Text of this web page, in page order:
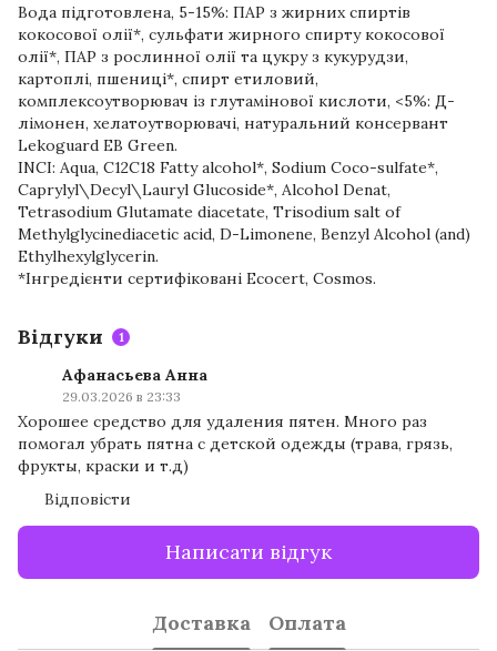
Вода підготовлена, 5-15%: ПАР з жирних спиртів
кокосової олії*, сульфати жирного спирту кокосової
олії*, ПАР з рослинної олії та цукру з кукурудзи,
картоплі, пшениці*, спирт етиловий,
комплексоутворювач із глутамінової кислоти, <5%: Д-
лімонен, хелатоутворювачі, натуральний консервант
Lekoguard EB Green.
INCI: Aqua, C12C18 Fatty alcohol*, Sodium Coco-sulfate*,
Caprylyl\Decyl\Lauryl Glucoside*, Alcohol Denat,
Tetrasodium Glutamate diacetate, Trisodium salt of
Methylglycinediacetic acid, D-Limonene, Benzyl Alcohol (and)
Ethylhexylglycerin.
*Інгредієнти сертифіковані Ecocert, Cosmos.
Відгуки 1
Афанасьева Анна
29.03.2026 в 23:33
Хорошее средство для удаления пятен. Много раз
помогал убрать пятна с детской одежды (трава, грязь,
фрукты, краски и т.д)
Відповісти
Написати відгук
Доставка Оплата